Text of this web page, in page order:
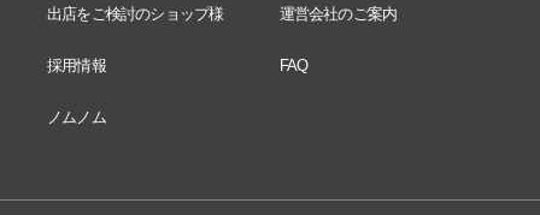
出店をご検討のショップ様 運営会社のご案内
採用情報 FAQ
ノムノム